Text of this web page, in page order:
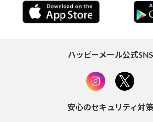
ハッピーメール公式SNS
安心のセキュリティ対策